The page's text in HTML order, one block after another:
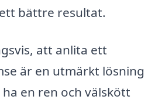
bättre resultat.
att anlita ett
är en utmärkt lösning
en ren och välskött